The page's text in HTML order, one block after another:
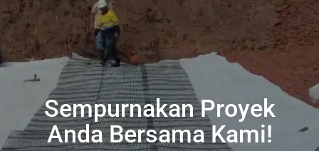
Sempurnakan Proyek
Anda Bersama Kami!